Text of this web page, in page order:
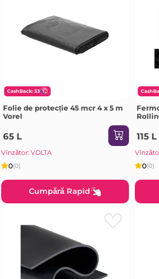
CashBack: 33
Folie de protecție 45 mcr 4 x 5 m
Vorel
65 L
Vînzător: VOLTA
0(0)
Cumpără Rapid
115 L
0(0)